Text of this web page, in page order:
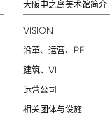
大阪中之岛美术馆简介
VISION
沿革、运营、 PFI
建筑、 VI
运营公司
相关团体与设施